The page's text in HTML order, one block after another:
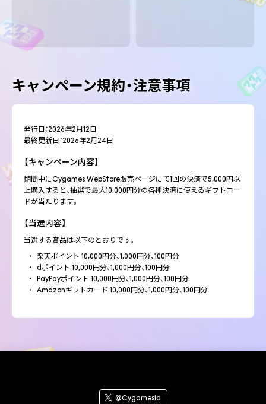
キャンペーン規約・注意事項
発行日：2026年2月12日
最終更新日：2026年2月24日
【キャンペーン内容】
期間中にCygames WebStore販売ページにて1回の決済で5,000円以
上購入すると、抽選で最大10,000円分の各種決済に使えるギフトコー
ドが当たります。
【当選内容】
当選する賞品は以下のとおりです。
楽天ポイント 10,000円分、1,000円分、100円分
dポイント 10,000円分、1,000円分、100円分
PayPayポイント 10,000円分、1,000円分、100円分
Amazonギフトカード 10,000円分、1,000円分、100円分
※参加条件に合致する限り、何度でも抽選に参加いただけます
@Cygamesid